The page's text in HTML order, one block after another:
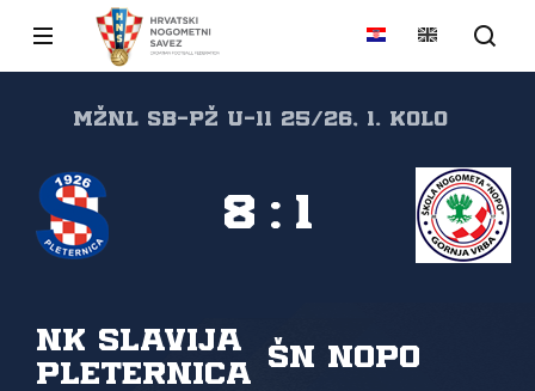
MŽNL SB-PŽ U-11 25/26, 1. kolo
NK Slavija
Pleternica
ŠN NOPO
8 : 1